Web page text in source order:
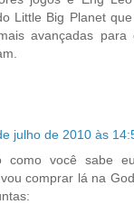
Little Big Planet
avançadas
julho de 2010 às
como você sabe
comprar lá na